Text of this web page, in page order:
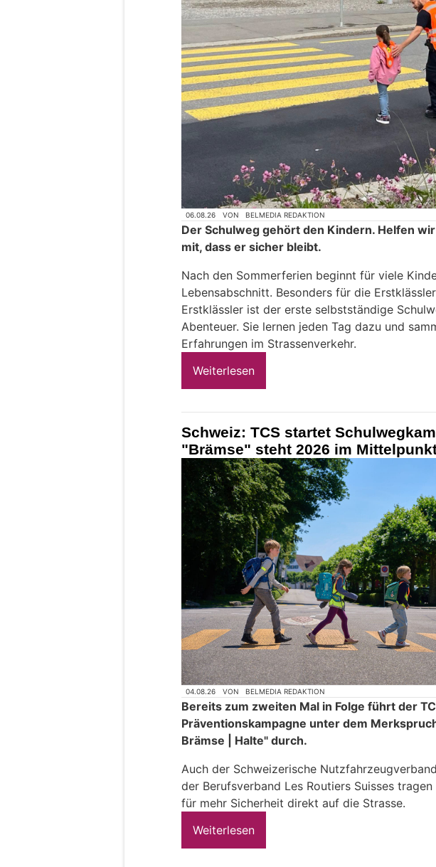
06.08.26 VON BELMEDIA REDAKTION
Der Schulweg gehört den Kindern. Helfen
mit, dass er sicher bleibt.
Nach den Sommerferien beginnt für viele
Lebensabschnitt. Besonders für die
Erstklässler ist der erste selbstständige
Abenteuer. Sie lernen jeden Tag dazu und
Erfahrungen im Strassenverkehr.
Weiterlesen
Schweiz: TCS startet
"Brämse" steht 2026 im
04.08.26 VON BELMEDIA REDAKTION
Bereits zum zweiten Mal in Folge führt der
Präventionskampagne unter dem Merkspruch
Brämse | Halte" durch.
Auch der Schweizerische
der Berufsverband Les Routiers Suisses
für mehr Sicherheit direkt auf die Strasse.
Weiterlesen